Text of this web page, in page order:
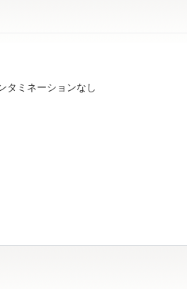
タミネーションなし